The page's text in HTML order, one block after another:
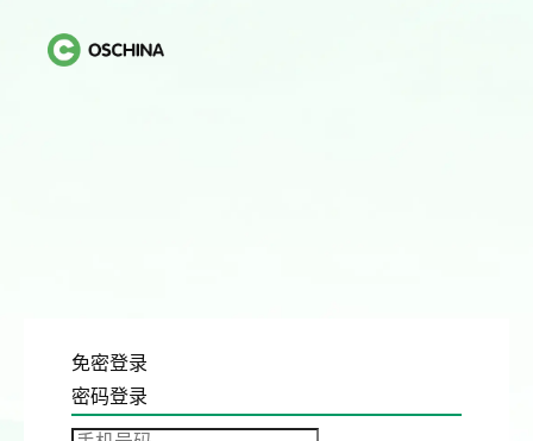
免密登录
密码登录